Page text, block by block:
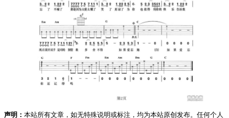
声明： 本站所有文章，如无特殊说明或标注，均为本站原创发布。任何个人